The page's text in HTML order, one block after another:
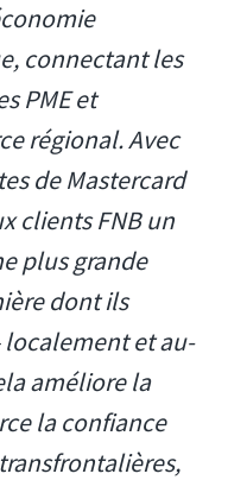
connectant les
PME et
régional. Avec
de Mastercard
clients FNB un
plus grande
dont ils
et au-
améliore la
la confiance